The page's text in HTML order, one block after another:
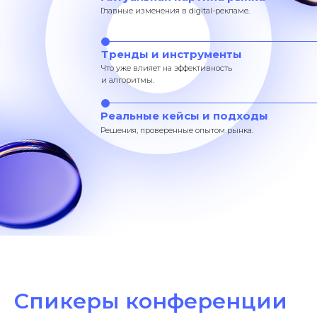
Решения, проверенные опытом рынка.
Реальные кейсы и подходы
Что уже влияет на эффективность
и алгоритмы.
Тренды и инструменты
Главные изменения в digital-рекламе.
Спикеры конференции